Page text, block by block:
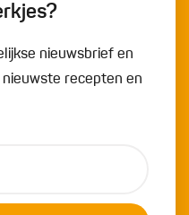
nieuwsbrief en
recepten en